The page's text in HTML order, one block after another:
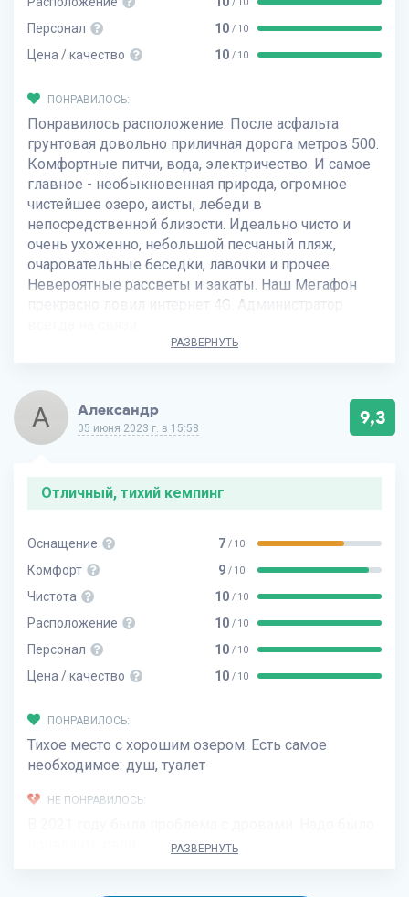
/ 10
Персонал 10 / 10
Цена / качество 10 / 10
ПОНРАВИЛОСЬ:
Понравилось расположение. После асфальта
грунтовая довольно приличная дорога метров 500.
Комфортные питчи, вода, электричество. И самое
главное - необыкновенная природа, огромное
чистейшее озеро, аисты, лебеди в
непосредственной близости. Идеально чисто и
очень ухоженно, небольшой песчаный пляж,
очаровательные беседки, лавочки и прочее.
Невероятные рассветы и закаты. Наш Мегафон
прекрасно ловил интернет 4G. Администратор
РАЗВЕРНУТЬ
А Александр
05 июня 2023 г. в 15:58 9,3
Отличный, тихий кемпинг
Оснащение 7 / 10
Комфорт 9 / 10
Чистота 10 / 10
Расположение 10 / 10
Персонал 10 / 10
Цена / качество 10 / 10
ПОНРАВИЛОСЬ:
Тихое место с хорошим озером. Есть самое
необходимое: душ, туалет
НЕ ПОНРАВИЛОСЬ:
РАЗВЕРНУТЬ